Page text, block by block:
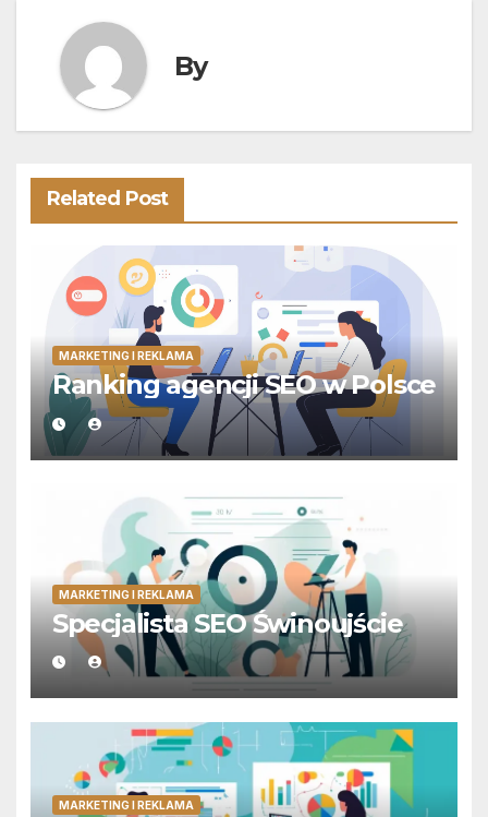
By
Related Post
MARKETING I REKLAMA
Ranking agencji SEO w Polsce
MARKETING I REKLAMA
Specjalista SEO Świnoujście
MARKETING I REKLAMA